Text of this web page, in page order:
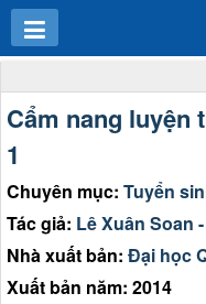
Cẩm nang luyện
1
Chuyên mục: Tuyển
Tác giả: Lê Xuân Soan
Nhà xuất bản: Đại học
Xuất bản năm: 2014